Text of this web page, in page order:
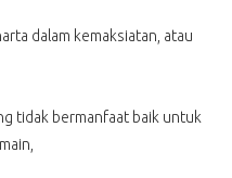
dalam kemaksiatan, atau
tidak bermanfaat baik untuk